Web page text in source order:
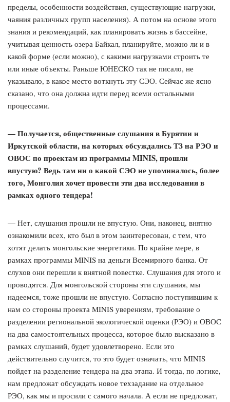
пределы, особенности воздействия, существующие нагрузки,
чаяния различных групп населения). А потом на основе этого
знания и рекомендаций, как планировать жизнь в бассейне,
учитывая ценность озера Байкал, планируйте, можно ли и в
какой форме (если можно), с какими нагрузками строить те
или иные объекты. Раньше ЮНЕСКО так не писало, не
указывало, в какое место воткнуть эту СЭО. Сейчас же ясно
сказано, что она должна идти перед всеми остальными
процессами.
— Получается, общественные слушания в Бурятии и
Иркутской области, на которых обсуждались ТЗ на РЭО и
ОВОС по проектам из программы MINIS, прошли
впустую? Ведь там ни о какой СЭО не упоминалось, более
того, Монголия хочет провести эти два исследования в
рамках одного тендера!
— Нет, слушания прошли не впустую. Они, наконец, внятно
ознакомили всех, кто был в этом заинтересован, с тем, что
хотят делать монгольские энергетики. По крайне мере, в
рамках программы MINIS на деньги Всемирного банка. От
слухов они перешли к внятной повестке. Слушания для этого и
проводятся. Для монгольской стороны эти слушания, мы
надеемся, тоже прошли не впустую. Согласно поступившим к
нам со стороны проекта MINIS уверениям, требование о
разделении региональной экологической оценки (РЭО) и ОВОС
на два самостоятельных процесса, которое было высказано в
рамках слушаний, будет удовлетворено. Если это
действительно случится, то это будет означать, что MINIS
пойдет на разделение тендера на два этапа. И тогда, по логике,
нам предложат обсуждать новое техзадание на отдельное
РЭО, как мы и просили с самого начала. А если не предложат,